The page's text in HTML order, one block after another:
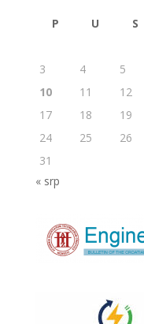
P U S
3
4 5
10
11 12
17
18 19
24
25 26
31
« srp